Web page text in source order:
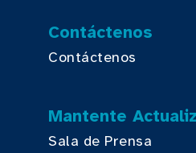
Contáctenos
Contáctenos
Mantente
Sala de Prensa